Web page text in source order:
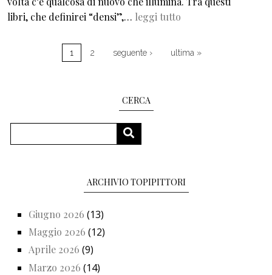
libri, che definirei “densi”,… leggi tutto
1 2 seguente ›Pagina successiva
ultima »Ultima pagina
CERCA
CERCA
ARCHIVIO TOPIPITTORI
Giugno 2026 (13)
Maggio 2026 (12)
Aprile 2026 (9)
Marzo 2026 (14)